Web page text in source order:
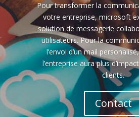
Pour transformer la
votre entreprise, microsoft
solution de messagerie
utilisateurs. Pour la
l’envoi d’un mail
l’entreprise aura plus
clients.
Contact